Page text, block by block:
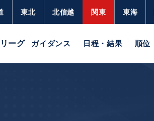
東北 北信越 関東 東海
ーグ ガイダンス 日程・結果 順位